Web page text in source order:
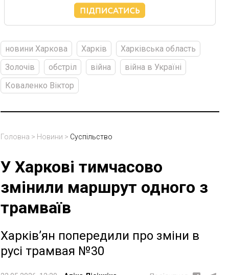
новини Харкова Харків
Харківська область
Золочів
обстріл війна
війна в Україні
Коваленко Віктор
Головна > Новини > Суспільство
У Харкові тимчасово
змінили маршрут одного з
трамваїв
Харків’ян попередили про зміни в
русі трамвая №30